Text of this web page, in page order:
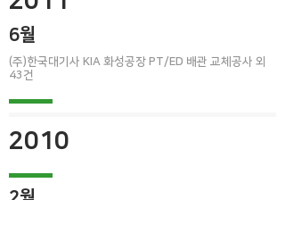
(주)한국대기사 KIA 화성공장 PT/ED 배관 교체공사 외
43건
6월
2010
2월